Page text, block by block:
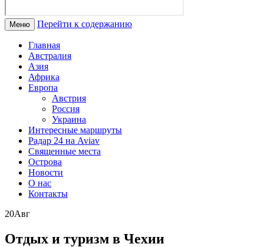
Меню Перейти к содержанию
Главная
Австралия
Азия
Африка
Европа
Австрия
Россия
Украина
Интересные маршруты
Радар 24 на Aviav
Священные места
Острова
Новости
О нас
Контакты
20Авг
Отдых и туризм в Чехии